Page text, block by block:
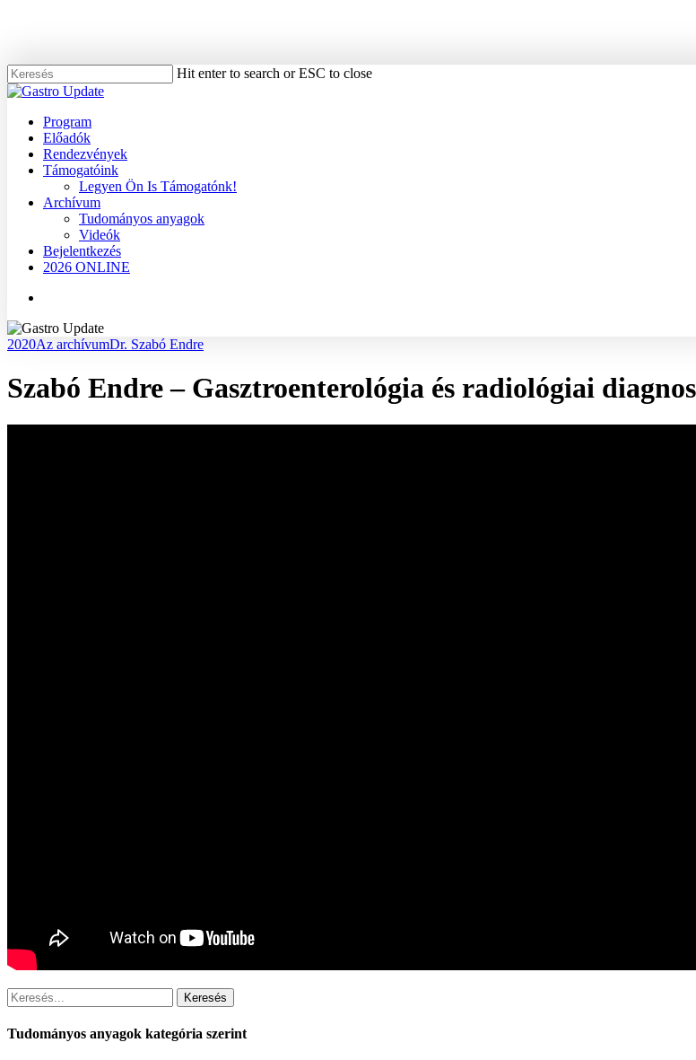
content
Hit enter to search or ESC to close
Close
Menu
Program
Előadók
Rendezvények
Támogatóink
Legyen Ön Is Támogatónk!
Archívum
Tudományos anyagok
Videók
Bejelentkezés
2026 ONLINE
2020Az archívumDr. Szabó Endre
Szabó Endre – Gasztroenterológia és radiológiai
Keresés
Tudományos anyagok kategória szerint